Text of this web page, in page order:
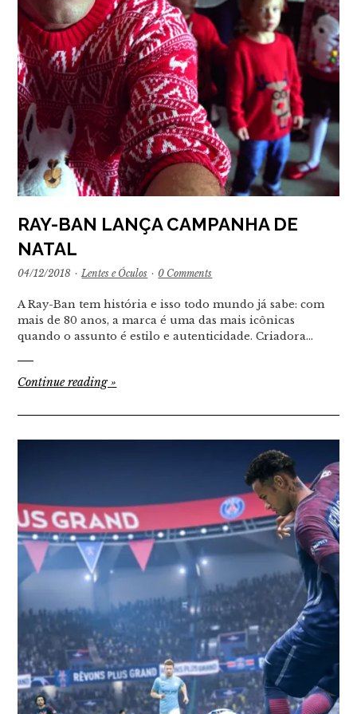
RAY-BAN LANÇA CAMPANHA DE
NATAL
04/12/2018 · Lentes e Óculos · 0 Comments
A Ray-Ban tem história e isso todo mundo já sabe: com
mais de 80 anos, a marca é uma das mais icônicas
quando o assunto é estilo e autenticidade. Criadora…
Continue reading»